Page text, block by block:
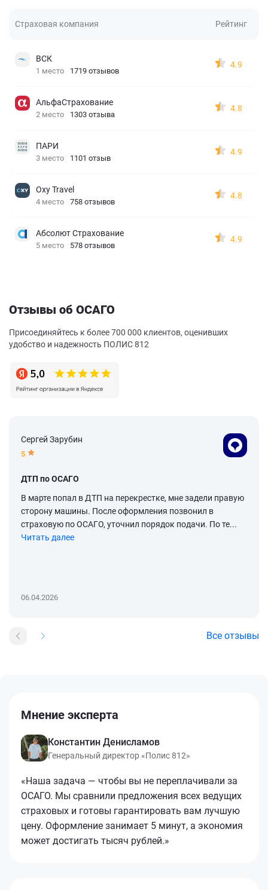
Страховая компания Рейтинг
ВСК
1 место 1719 отзывов
4.9
АльфаСтрахование
2 место 1303 отзыва
4.8
ПАРИ
3 место 1101 отзыв
4.9
Oxy Travel
4 место 758 отзывов
4.8
Абсолют Страхование
5 место 578 отзывов
4.9
Отзывы об ОСАГО
Присоединяйтесь к более 700 000 клиентов, оценивших
удобство и надежность ПОЛИС 812
Сергей Зарубин
5
ДТП по ОСАГО
В марте попал в ДТП на перекрестке, мне задели правую
сторону машины. После оформления позвонил в
страховую по ОСАГО, уточнил порядок подачи. По те...
Читать далее
06.04.2026
Все отзывы
Мнение эксперта
Константин Денисламов
Генеральный директор «Полис 812»
«Наша задача — чтобы вы не переплачивали за
ОСАГО. Мы сравнили предложения всех ведущих
страховых и готовы гарантировать вам лучшую
цену. Оформление занимает 5 минут, а экономия
может достигать тысяч рублей.»